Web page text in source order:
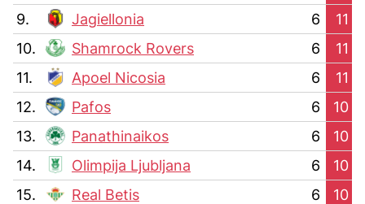
9.
Jagiellonia 6
11
10.
Shamrock Rovers 6
11
11.
Apoel Nicosia 6
11
12.
Pafos 6
10
13.
Panathinaikos 6
10
14.
Olimpija Ljubljana 6
10
15.
Real Betis 6
10